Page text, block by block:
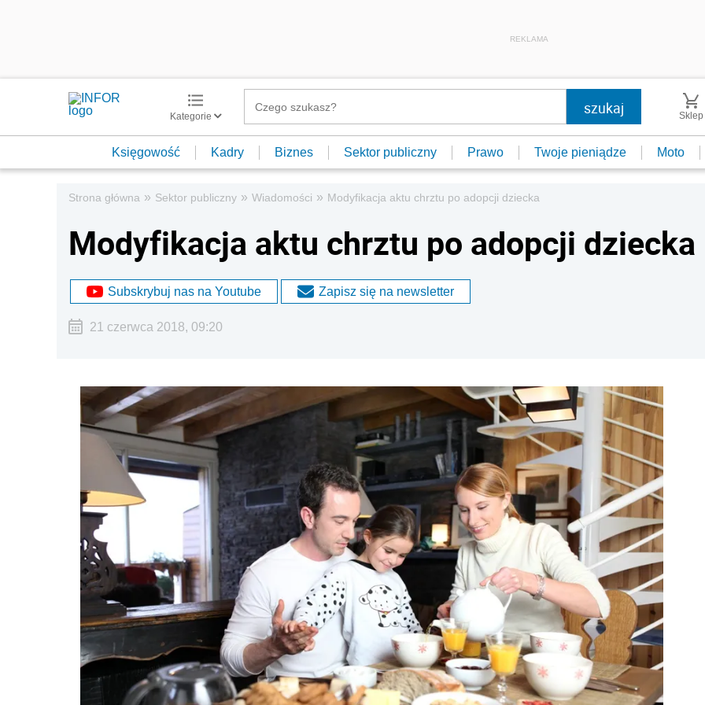
REKLAMA
Kategorie Sklep
Księgowość Kadry Biznes Sektor publiczny Prawo Twoje pieniądze Moto
Strona główna » Sektor publiczny » Wiadomości » Modyfikacja aktu chrztu po adopcji dziecka
Modyfikacja aktu chrztu po adopcji dziecka
Subskrybuj nas na Youtube Zapisz się na newsletter
21 czerwca 2018, 09:20